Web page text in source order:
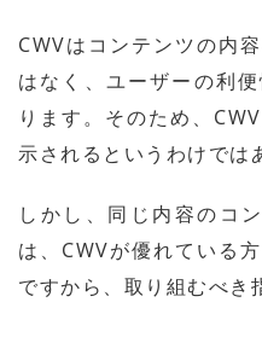
CWVはコンテンツの内
はなく、ユーザーの利
ります。そのため、
示されるというわけでは
しかし、同じ内容のコ
は、CWVが優れている
ですから、取り組むべき